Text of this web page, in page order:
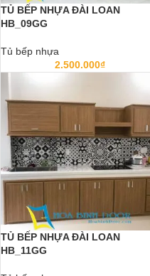
TỦ BẾP NHỰA ĐÀI LOAN
HB_09GG
Tủ bếp nhựa
2.500.000₫
TỦ BẾP NHỰA ĐÀI LOAN
HB_11GG